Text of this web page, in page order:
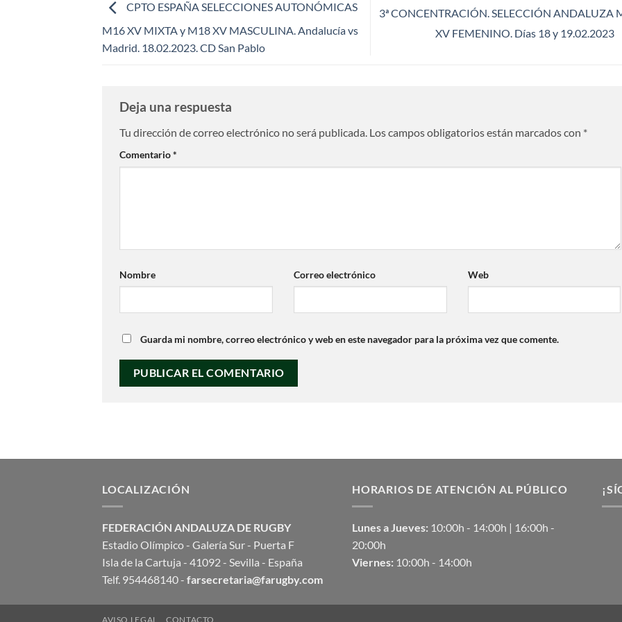
CPTO ESPAÑA SELECCIONES AUTONÓMICAS
M16 XV MIXTA y M18 XV MASCULINA. Andalucía vs
Madrid. 18.02.2023. CD San Pablo
3ª CONCENTRACIÓN. SELECCIÓN ANDALUZA
XV FEMENINO. Días 18 y 19.02.2023
Deja una respuesta
Tu dirección de correo electrónico no será publicada. Los campos obligatorios están marcados con *
Comentario*
Nombre Correo electrónico Web
Guarda mi nombre, correo electrónico y web en este navegador para la próxima vez que comente.
LOCALIZACIÓN
FEDERACIÓN ANDALUZA DE RUGBY
Estadio Olímpico - Galería Sur - Puerta F
Isla de la Cartuja - 41092 - Sevilla - España
Telf. 954468140 - farsecretaria@farugby.com
HORARIOS DE ATENCIÓN AL PÚBLICO
Lunes a Jueves: 10:00h - 14:00h | 16:00h -
20:00h
Viernes: 10:00h - 14:00h
AVISO LEGAL CONTACTO